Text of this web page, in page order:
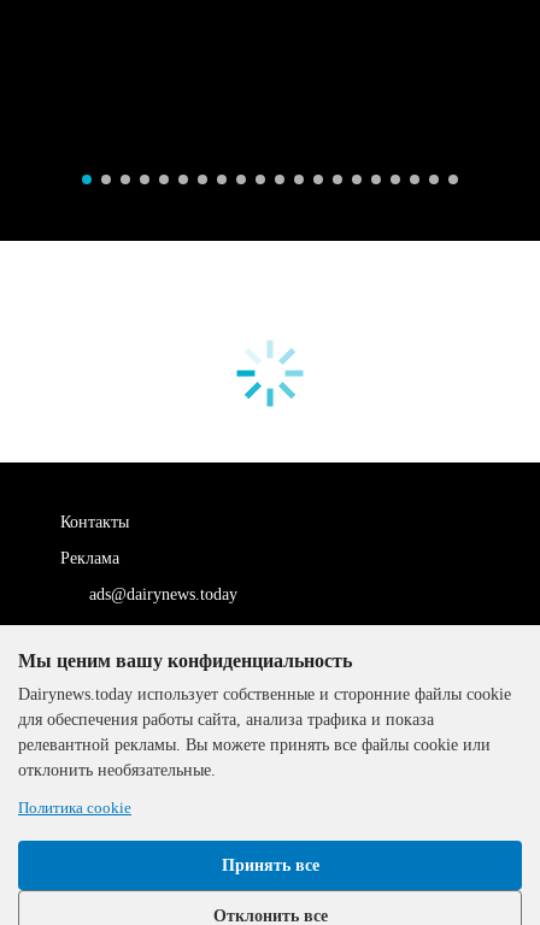
Контакты
Реклама
ads@dairynews.today
The DairyNews, все права
Информация об онлайн-
конфиденциальности
Мы ценим вашу конфиденциальность
Dairynews.today использует собственные и сторонние файлы cookie
для обеспечения работы сайта, анализа трафика и показа
релевантной рекламы. Вы можете принять все файлы cookie или
отклонить необязательные.
Политика cookie
Принять все
Отклонить все